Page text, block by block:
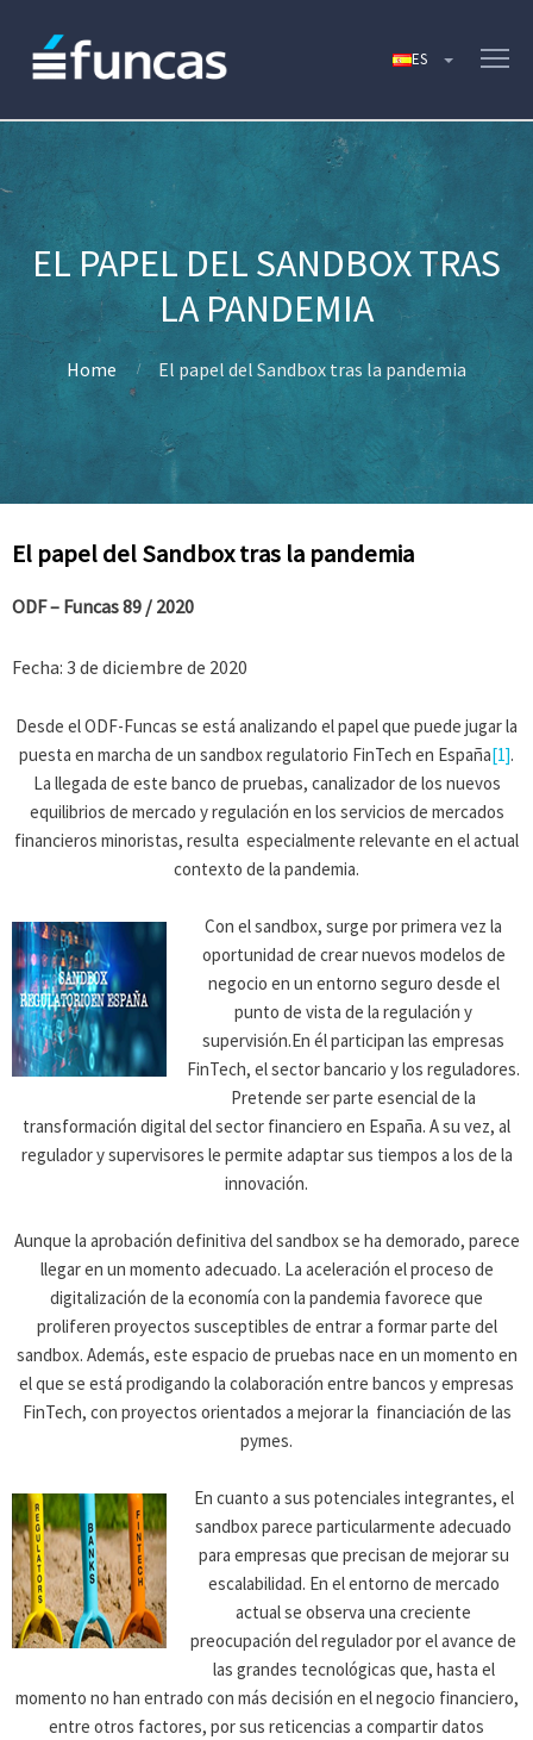
EL PAPEL DEL SANDBOX TRAS
LA PANDEMIA
Home El papel del Sandbox tras la pandemia
El papel del Sandbox tras la pandemia
ODF – Funcas 89 / 2020
Fecha: 3 de diciembre de 2020
Desde el ODF-Funcas se está analizando el papel que puede jugar la
puesta en marcha de un sandbox regulatorio FinTech en España[1].
La llegada de este banco de pruebas, canalizador de los nuevos
equilibrios de mercado y regulación en los servicios de mercados
financieros minoristas, resulta especialmente relevante en el actual
contexto de la pandemia.
Con el sandbox, surge por primera vez la
oportunidad de crear nuevos modelos de
negocio en un entorno seguro desde el
punto de vista de la regulación y
supervisión.En él participan las empresas
FinTech, el sector bancario y los reguladores.
Pretende ser parte esencial de la
transformación digital del sector financiero en España. A su vez, al
regulador y supervisores le permite adaptar sus tiempos a los de la
innovación.
Aunque la aprobación definitiva del sandbox se ha demorado, parece
llegar en un momento adecuado. La aceleración el proceso de
digitalización de la economía con la pandemia favorece que
proliferen proyectos susceptibles de entrar a formar parte del
sandbox. Además, este espacio de pruebas nace en un momento en
el que se está prodigando la colaboración entre bancos y empresas
FinTech, con proyectos orientados a mejorar la financiación de las
pymes.
En cuanto a sus potenciales integrantes, el
sandbox parece particularmente adecuado
para empresas que precisan de mejorar su
escalabilidad. En el entorno de mercado
actual se observa una creciente
preocupación del regulador por el avance de
las grandes tecnológicas que, hasta el
momento no han entrado con más decisión en el negocio financiero,
entre otros factores, por sus reticencias a compartir datos